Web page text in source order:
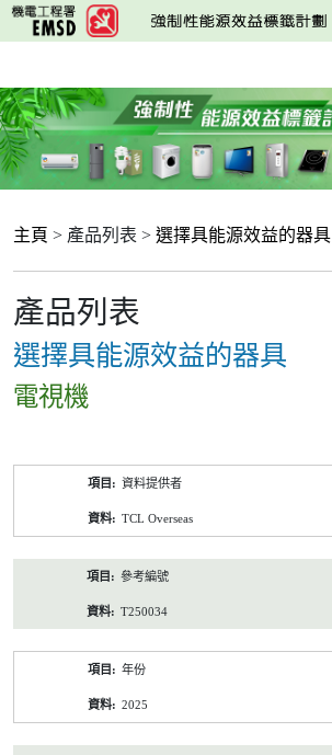
跳
至
要
內
容
主頁 > 產品列表 > 選擇具能源效益的器具
產品列表
選擇具能源效益的器具
電視機
資料提供者
TCL Overseas
參考編號
T250034
年份
2025